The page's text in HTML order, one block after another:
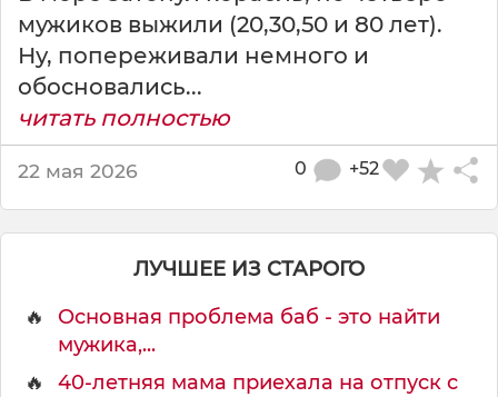
мужиков выжили (20,30,50 и 80 лет).
Ну, попереживали немного и
обосновались...
читать полностью
22 мая 2026 +52
0
ЛУЧШЕЕ ИЗ СТАРОГО
🔥
Основная проблема баб - это найти
мужика,...
🔥
40-летняя мама приехала на отпуск с